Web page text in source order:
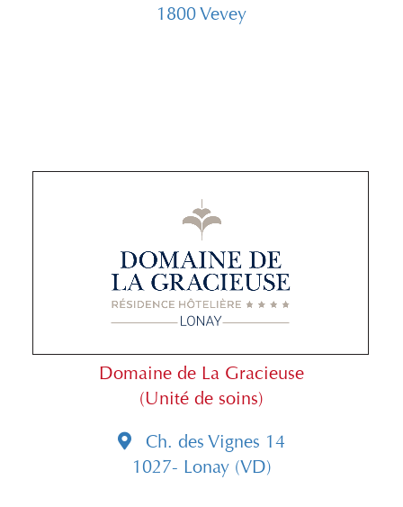
1800 Vevey
Domaine de La Gracieuse
(Unité de soins)
Ch. des Vignes 14
1027- Lonay (VD)